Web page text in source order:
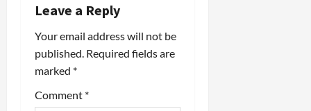
g
a
t
Leave a Reply
Your email address will not be
published. Required fields are
marked *
Comment *